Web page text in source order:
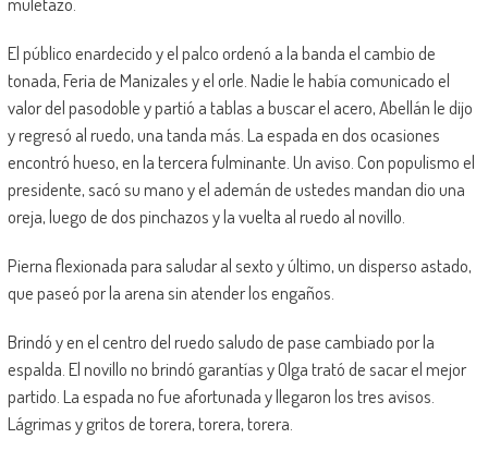
El público enardecido y el palco ordenó a la banda el cambio de
tonada, Feria de Manizales y el orle. Nadie le había comunicado el
valor del pasodoble y partió a tablas a buscar el acero, Abellán le dijo
y regresó al ruedo, una tanda más. La espada en dos ocasiones
encontró hueso, en la tercera fulminante. Un aviso. Con populismo el
presidente, sacó su mano y el ademán de ustedes mandan dio una
oreja, luego de dos pinchazos y la vuelta al ruedo al novillo.
Pierna flexionada para saludar al sexto y último, un disperso astado,
que paseó por la arena sin atender los engaños.
Brindó y en el centro del ruedo saludo de pase cambiado por la
espalda. El novillo no brindó garantías y Olga trató de sacar el mejor
partido. La espada no fue afortunada y llegaron los tres avisos.
Lágrimas y gritos de torera, torera, torera.